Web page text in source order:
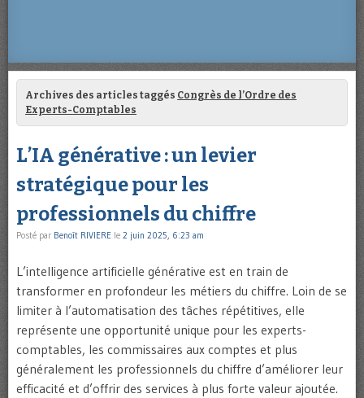
Archives des articles taggés Congrès de l’Ordre des
Experts-Comptables
L’IA générative : un levier
stratégique pour les
professionnels du chiffre
Posté par Benoît RIVIERE le 2 juin 2025, 6:23 am
L’intelligence artificielle générative est en train de
transformer en profondeur les métiers du chiffre. Loin de se
limiter à l’automatisation des tâches répétitives, elle
représente une opportunité unique pour les experts-
comptables, les commissaires aux comptes et plus
généralement les professionnels du chiffre d’améliorer leur
efficacité et d’offrir des services à plus forte valeur ajoutée.